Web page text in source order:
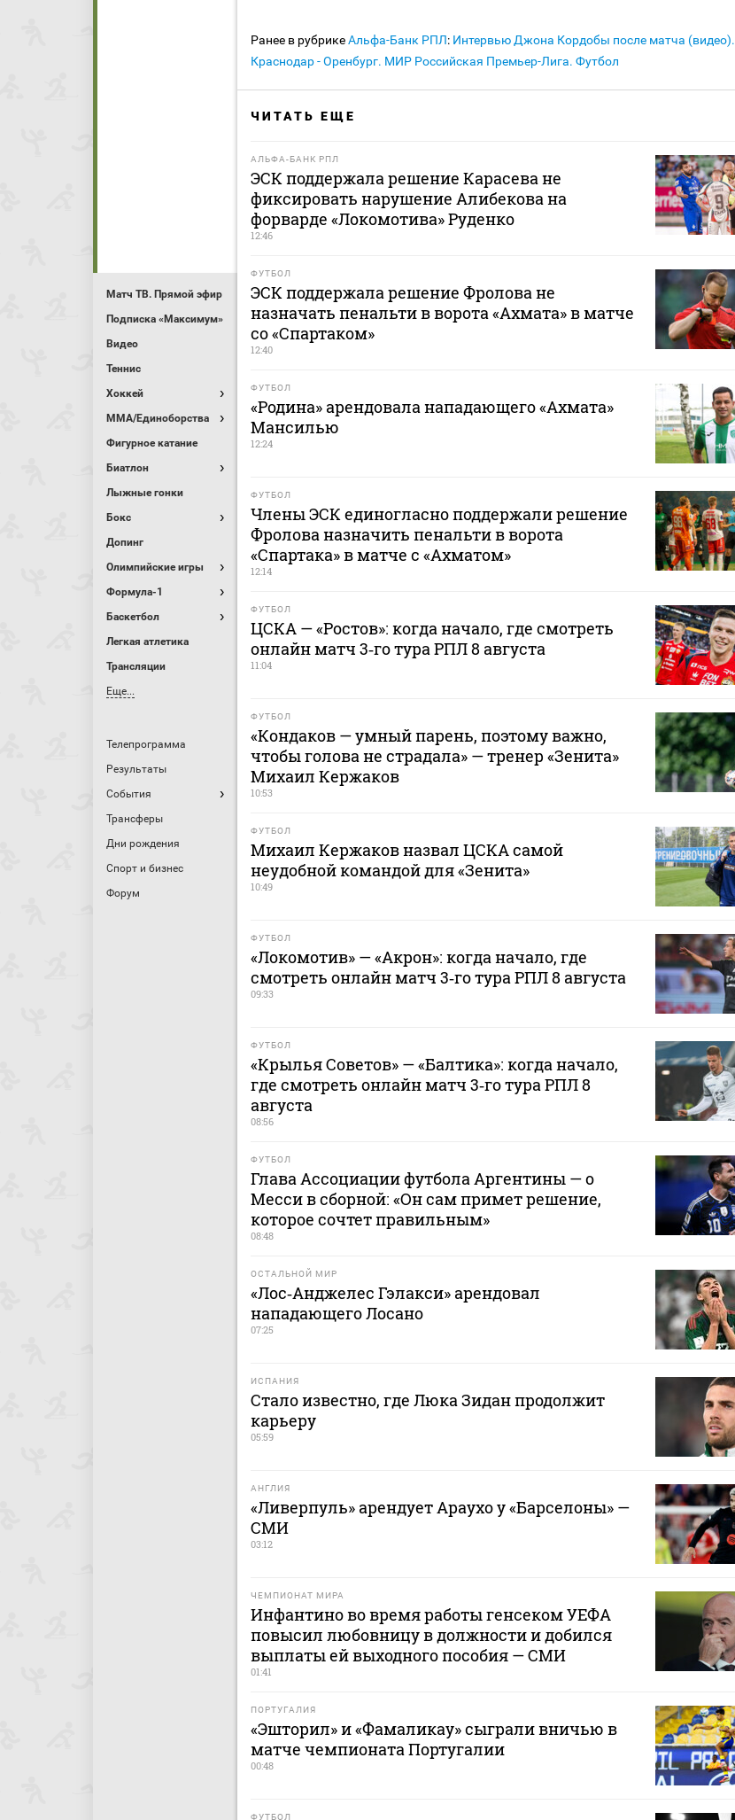
Матч ТВ. Прямой эфир
Подписка «Максимум»
Видео
Теннис
Хоккей
MMA/Единоборства
Фигурное катание
Биатлон
Лыжные гонки
Бокс
Допинг
Олимпийские игры
Формула-1
Баскетбол
Легкая атлетика
Трансляции
Еще...
Телепрограмма
Результаты
События
Трансферы
Дни рождения
Спорт и бизнес
Форум
Ранее в рубрикеАльфа-Банк РПЛ: Интервью Джона Кордобы после матча (видео).
Краснодар - Оренбург. МИР Российская Премьер-Лига. Футбол
ЧИТАТЬ ЕЩЕ
АЛЬФА-БАНК РПЛ
ЭСК поддержала решение Карасева не
фиксировать нарушение Алибекова на
форварде «Локомотива» Руденко
12:46
ФУТБОЛ
ЭСК поддержала решение Фролова не
назначать пенальти в ворота «Ахмата» в матче
со «Спартаком»
12:40
ФУТБОЛ
«Родина» арендовала нападающего «Ахмата»
Мансилью
12:24
ФУТБОЛ
Члены ЭСК единогласно поддержали решение
Фролова назначить пенальти в ворота
«Спартака» в матче с «Ахматом»
12:14
ФУТБОЛ
ЦСКА — «Ростов»: когда начало, где смотреть
онлайн матч 3‑го тура РПЛ 8 августа
11:04
ФУТБОЛ
«Кондаков — умный парень, поэтому важно,
чтобы голова не страдала» — тренер «Зенита»
Михаил Кержаков
10:53
ФУТБОЛ
Михаил Кержаков назвал ЦСКА самой
неудобной командой для «Зенита»
10:49
ФУТБОЛ
«Локомотив» — «Акрон»: когда начало, где
смотреть онлайн матч 3‑го тура РПЛ 8 августа
09:33
ФУТБОЛ
«Крылья Советов» — «Балтика»: когда начало,
где смотреть онлайн матч 3‑го тура РПЛ 8
августа
08:56
ФУТБОЛ
Глава Ассоциации футбола Аргентины — о
Месси в сборной: «Он сам примет решение,
которое сочтет правильным»
08:48
ОСТАЛЬНОЙ МИР
«Лос‑Анджелес Гэлакси» арендовал
нападающего Лосано
07:25
ИСПАНИЯ
Стало известно, где Люка Зидан продолжит
карьеру
05:59
АНГЛИЯ
«Ливерпуль» арендует Араухо у «Барселоны» —
СМИ
03:12
ЧЕМПИОНАТ МИРА
Инфантино во время работы генсеком УЕФА
повысил любовницу в должности и добился
выплаты ей выходного пособия — СМИ
01:41
ПОРТУГАЛИЯ
«Эшторил» и «Фамаликау» сыграли вничью в
матче чемпионата Португалии
00:48
ФУТБОЛ